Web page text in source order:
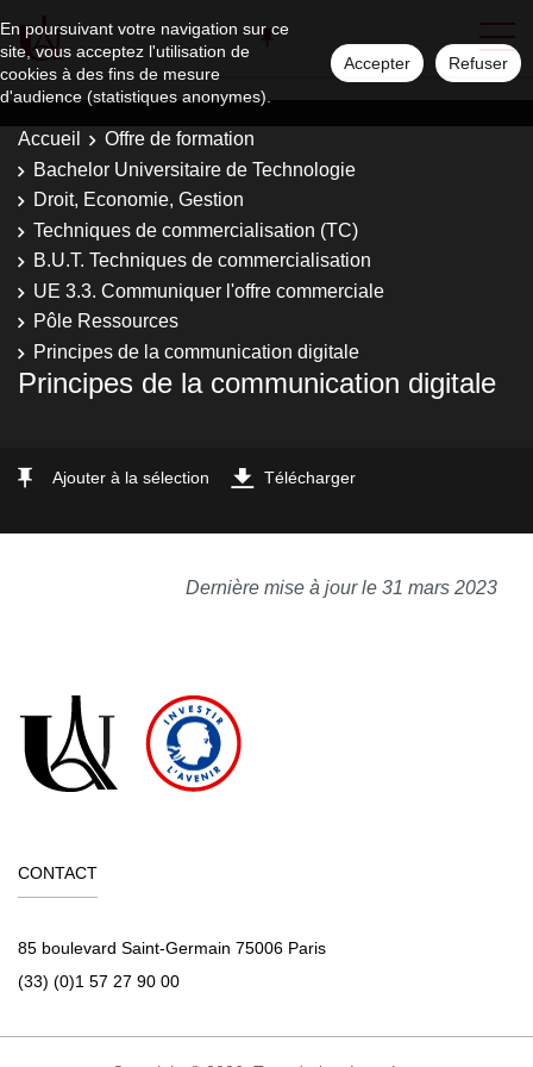
En poursuivant votre navigation sur ce
site, vous acceptez l'utilisation de
cookies à des fins de mesure
d'audience (statistiques anonymes).
Accepter Refuser
Accueil
Offre de formation
Bachelor Universitaire de Technologie
Droit, Economie, Gestion
Techniques de commercialisation (TC)
B.U.T. Techniques de commercialisation
UE 3.3. Communiquer l'offre commerciale
Pôle Ressources
Principes de la communication digitale
Principes de la communication digitale
Ajouter à la sélection Télécharger
Dernière mise à jour le 31 mars 2023
CONTACT
85 boulevard Saint-Germain 75006 Paris
(33) (0)1 57 27 90 00